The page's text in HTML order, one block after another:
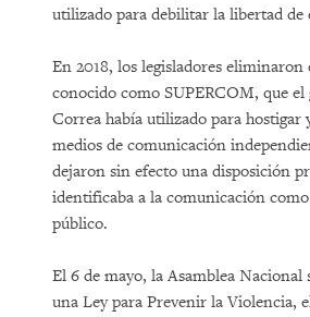
utilizado para debilitar la libertad de
En 2018, los legisladores eliminaron
conocido como SUPERCOM, que el
Correa había utilizado para hostigar
medios de comunicación
dejaron sin efecto una disposición
identificaba a la comunicación
público.
El 6 de mayo, la Asamblea Nacional
una Ley para Prevenir la Violencia,